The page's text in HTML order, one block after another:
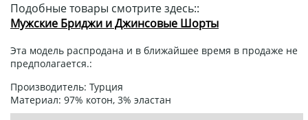
Подобные товары смотрите здесь::
Мужские Бриджи и Джинсовые Шорты
Эта модель распродана и в ближайшее время в продаже не
предполагается.:
Производитель: Турция
Материал: 97% котон, 3% эластан